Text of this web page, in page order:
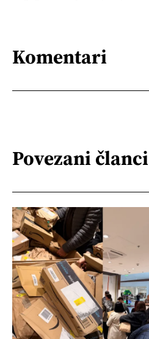
Komentari
Povezani članci